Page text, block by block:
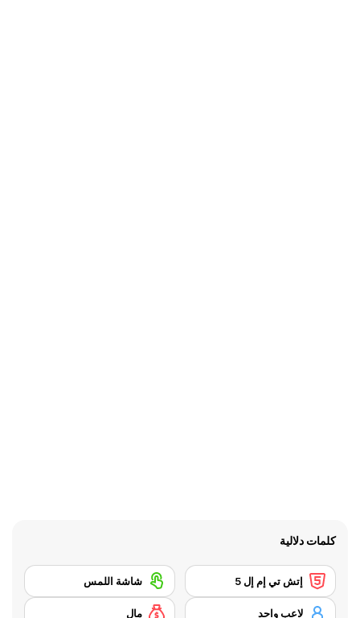
كلمات دلالية
إتش تي إم إل 5 شاشة اللمس
لاعب واحد مال